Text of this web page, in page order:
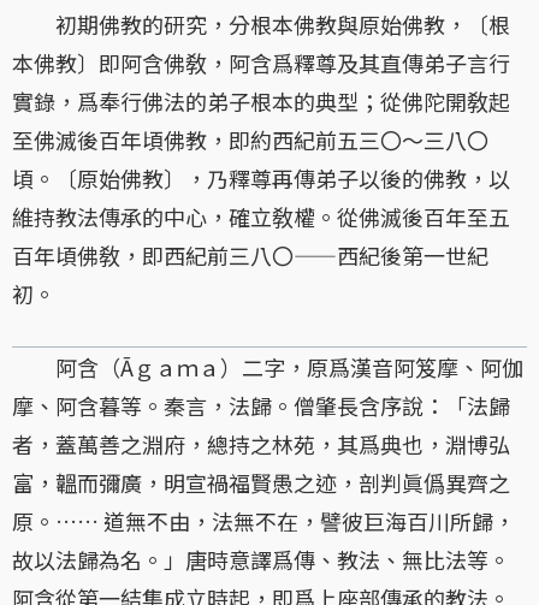
初期佛教的研究，分根本佛教與原始佛教，〔根
本佛教〕即阿含佛敎，阿含爲釋尊及其直傳弟子言行
實錄，爲奉行佛法的弟子根本的典型；從佛陀開敎起
至佛滅後百年頃佛教，即約西紀前五三〇～三八〇
頃。〔原始佛教〕，乃釋尊再傳弟子以後的佛教，以
維持教法傳承的中心，確立敎權。從佛滅後百年至五
百年頃佛敎，即西紀前三八〇——西紀後第一世紀
初。
阿含（Āｇａｍａ）二字，原爲漢音阿笈摩、阿伽
摩、阿含暮等。秦言，法歸。僧肇長含序說：「法歸
者，蓋萬善之淵府，總持之林苑，其爲典也，淵博弘
富，韞而彌廣，明宣禍福賢愚之迹，剖判眞僞異齊之
原。…… 道無不由，法無不在，譬彼巨海百川所歸，
故以法歸為名。」唐時意譯爲傳、教法、無比法等。
阿含從第一結集成立時起，即爲上座部傳承的教法。